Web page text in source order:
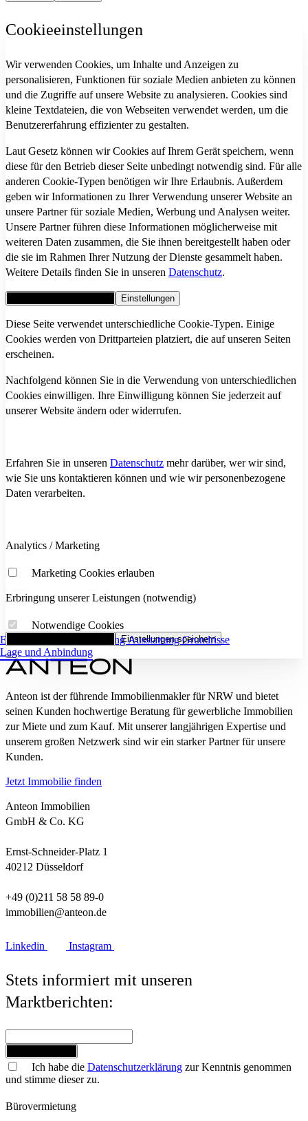
Eckdaten FlächenaufstellungAusstattungGrundrisse
Lage und Anbindung
Cookieeinstellungen
Wir verwenden Cookies, um Inhalte und Anzeigen zu
personalisieren, Funktionen für soziale Medien anbieten zu können
und die Zugriffe auf unsere Website zu analysieren. Cookies sind
kleine Textdateien, die von Webseiten verwendet werden, um die
Benutzererfahrung effizienter zu gestalten.
Laut Gesetz können wir Cookies auf Ihrem Gerät speichern, wenn
diese für den Betrieb dieser Seite unbedingt notwendig sind. Für alle
anderen Cookie-Typen benötigen wir Ihre Erlaubnis. Außerdem
geben wir Informationen zu Ihrer Verwendung unserer Website an
unsere Partner für soziale Medien, Werbung und Analysen weiter.
Unsere Partner führen diese Informationen möglicherweise mit
weiteren Daten zusammen, die Sie ihnen bereitgestellt haben oder
die sie im Rahmen Ihrer Nutzung der Dienste gesammelt haben.
Weitere Details finden Sie in unseren Datenschutz.
Einstellungen
Diese Seite verwendet unterschiedliche Cookie-Typen. Einige
Cookies werden von Drittparteien platziert, die auf unseren Seiten
erscheinen.
Nachfolgend können Sie in die Verwendung von unterschiedlichen
Cookies einwilligen. Ihre Einwilligung können Sie jederzeit auf
unserer Website ändern oder widerrufen.
Erfahren Sie in unseren Datenschutz mehr darüber, wer wir sind,
wie Sie uns kontaktieren können und wie wir personenbezogene
Daten verarbeiten.
Analytics / Marketing
Marketing Cookies erlauben
Erbringung unserer Leistungen (notwendig)
Notwendige Cookies
Einstellungen speichern
Anteon ist der führende Immobilienmakler für NRW und bietet
seinen Kunden hochwertige Beratung für gewerbliche Immobilien
zur Miete und zum Kauf. Mit unserer langjährigen Expertise und
unserem großen Netzwerk sind wir ein starker Partner für unsere
Kunden.
Jetzt Immobilie finden
Anteon Immobilien
GmbH & Co. KG
Ernst-Schneider-Platz 1
40212 Düsseldorf
+49 (0)211 58 58 89-0
immobilien@anteon.de
Linkedin Instagram
Stets informiert mit unseren
Marktberichten:
Ich habe die Datenschutzerklärung zur Kenntnis genommen
und stimme dieser zu.
Bürovermietung